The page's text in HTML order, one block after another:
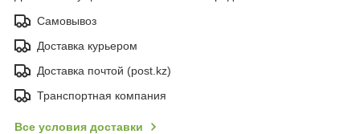
Самовывоз
Доставка курьером
Доставка почтой (post.kz)
Транспортная компания
Все условия доставки